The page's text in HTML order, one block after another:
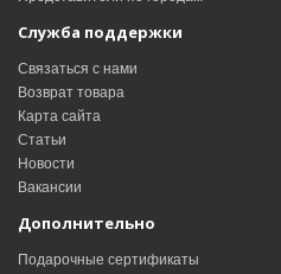
Служба поддержки
Связаться с нами
Возврат товара
Карта сайта
Статьи
Новости
Вакансии
Дополнительно
Подарочные сертификаты